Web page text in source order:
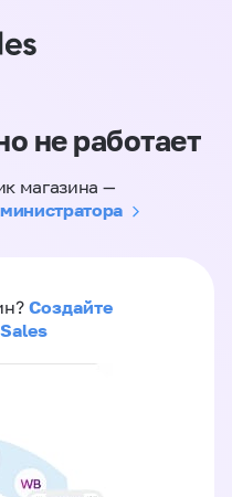
не работает
магазина —
Создайте